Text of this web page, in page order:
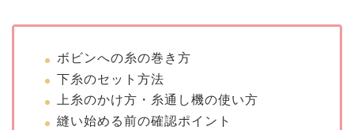
ボビンへの糸の巻き方
下糸のセット方法
上糸のかけ方・糸通し機の使い方
縫い始める前の確認ポイント